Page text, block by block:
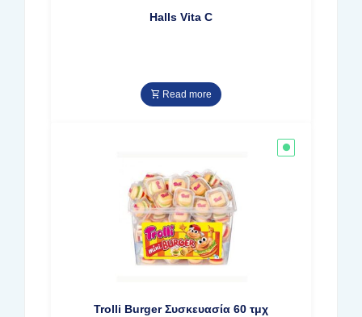
Halls Vita C
Read more
Trolli Burger Συσκευασία 60 τμχ